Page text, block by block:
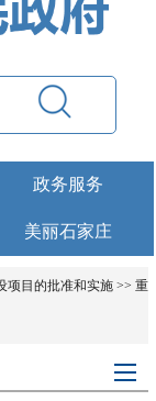
政务服务
美丽石家庄
项目的批准和实施>> 重